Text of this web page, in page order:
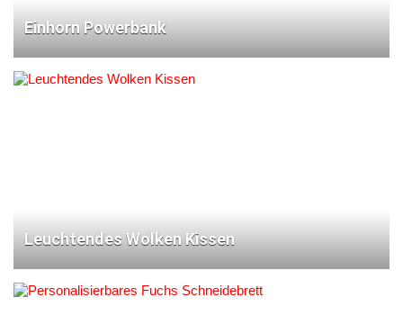
Einhorn Powerbank
Leuchtendes Wolken Kissen